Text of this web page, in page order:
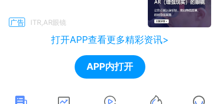
广告 ITR,AR眼镜
打开APP查看更多精彩资讯>
APP内打开